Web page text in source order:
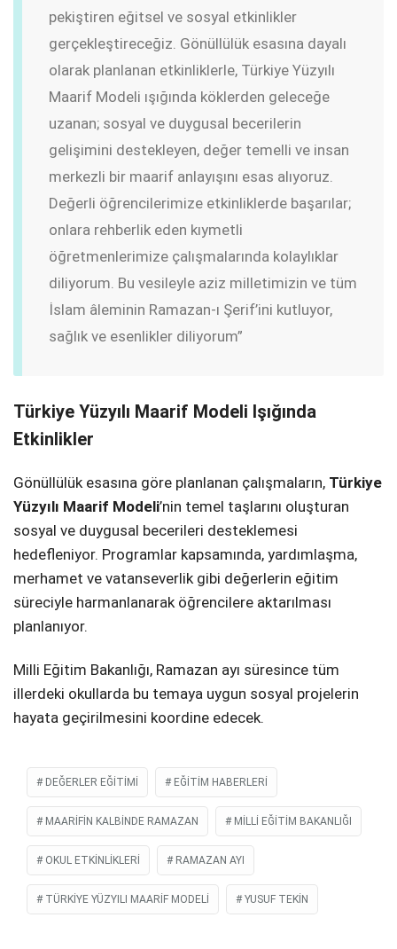
pekiştiren eğitsel ve sosyal etkinlikler
gerçekleştireceğiz. Gönüllülük esasına dayalı
olarak planlanan etkinliklerle, Türkiye Yüzyılı
Maarif Modeli ışığında köklerden geleceğe
uzanan; sosyal ve duygusal becerilerin
gelişimini destekleyen, değer temelli ve insan
merkezli bir maarif anlayışını esas alıyoruz.
Değerli öğrencilerimize etkinliklerde başarılar;
onlara rehberlik eden kıymetli
öğretmenlerimize çalışmalarında kolaylıklar
diliyorum. Bu vesileyle aziz milletimizin ve tüm
İslam âleminin Ramazan-ı Şerif’ini kutluyor,
sağlık ve esenlikler diliyorum”
Türkiye Yüzyılı Maarif Modeli Işığında
Etkinlikler
Gönüllülük esasına göre planlanan çalışmaların, Türkiye
Yüzyılı Maarif Modeli’nin temel taşlarını oluşturan
sosyal ve duygusal becerileri desteklemesi
hedefleniyor. Programlar kapsamında, yardımlaşma,
merhamet ve vatanseverlik gibi değerlerin eğitim
süreciyle harmanlanarak öğrencilere aktarılması
planlanıyor.
Milli Eğitim Bakanlığı, Ramazan ayı süresince tüm
illerdeki okullarda bu temaya uygun sosyal projelerin
hayata geçirilmesini koordine edecek.
DEĞERLER EĞITIMI EĞITIM HABERLERI
MAARIFIN KALBINDE RAMAZAN MILLI EĞITIM BAKANLIĞI
OKUL ETKINLIKLERI RAMAZAN AYI
TÜRKIYE YÜZYILI MAARIF MODELI YUSUF TEKIN